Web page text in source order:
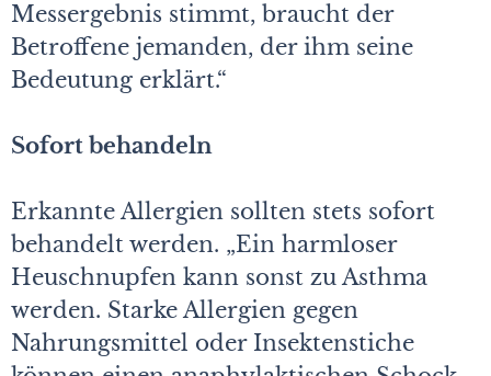
Messergebnis stimmt, braucht der
Betroffene jemanden, der ihm seine
Bedeutung erklärt.“
Sofort behandeln
Erkannte Allergien sollten stets sofort
behandelt werden. „Ein harmloser
Heuschnupfen kann sonst zu Asthma
werden. Starke Allergien gegen
Nahrungsmittel oder Insektenstiche